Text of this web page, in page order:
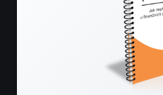
Potřebujete
Spojte se